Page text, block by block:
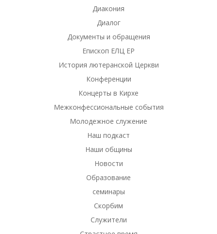
Диакония
Диалог
Документы и обращения
Епископ ЕЛЦ ЕР
История лютеранской Церкви
Конференции
Концерты в Кирхе
Межконфессиональные события
Молодежное служение
Наш подкаст
Наши общины
Новости
Образование
семинары
Скорбим
Служители